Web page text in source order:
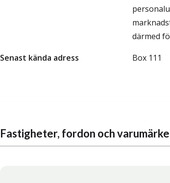
därmed
Senast kända adress
Box 111
Fastigheter, fordon och